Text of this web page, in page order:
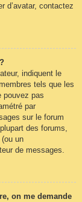
d’avatar, contactez
indiquent le
tels que les
pouvez pas
par
sur le forum
des forums,
un
de messages.
on me demande